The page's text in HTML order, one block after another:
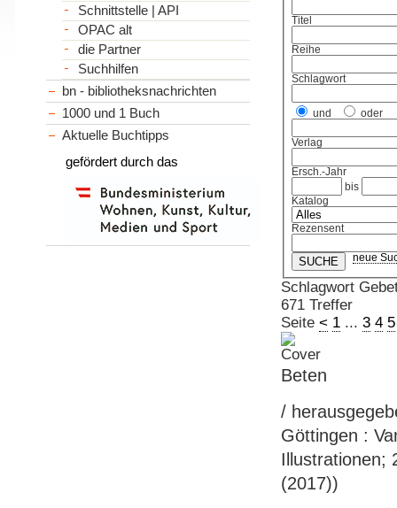
Titel
Reihe
Schlagwort
und oder
Verlag
Ersch.-Jahr
bis
Katalog
Rezensent
neue
Schlagwort
671 Treffer
Seite < 1... 3 4 5
Beten
/
Göttingen :
Illustrationen;
(2017))
Schnittstelle | API
OPAC alt
die Partner
Suchhilfen
bn - bibliotheksnachrichten
1000 und 1 Buch
Aktuelle Buchtipps
gefördert durch das